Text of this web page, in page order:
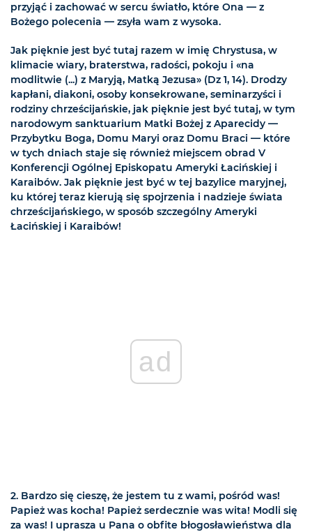
przyjąć i zachować w sercu światło, które Ona — z
Bożego polecenia — zsyła wam z wysoka.
Jak pięknie jest być tutaj razem w imię Chrystusa, w
klimacie wiary, braterstwa, radości, pokoju i «na
modlitwie (...) z Maryją, Matką Jezusa» (Dz 1, 14). Drodzy
kapłani, diakoni, osoby konsekrowane, seminarzyści i
rodziny chrześcijańskie, jak pięknie jest być tutaj, w tym
narodowym sanktuarium Matki Bożej z Aparecidy —
Przybytku Boga, Domu Maryi oraz Domu Braci — które
w tych dniach staje się również miejscem obrad V
Konferencji Ogólnej Episkopatu Ameryki Łacińskiej i
Karaibów. Jak pięknie jest być w tej bazylice maryjnej,
ku której teraz kierują się spojrzenia i nadzieje świata
chrześcijańskiego, w sposób szczególny Ameryki
Łacińskiej i Karaibów!
ad
2. Bardzo się cieszę, że jestem tu z wami, pośród was!
Papież was kocha! Papież serdecznie was wita! Modli się
za was! I uprasza u Pana o obfite błogosławieństwa dla